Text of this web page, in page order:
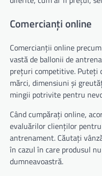
Comercianți online
Comercianții online
vastă de ballonii de
prețuri competitive. Puteți
mărci, dimensiuni și
mingii potrivite pentru
Când cumpărați online,
evaluărilor clienților
antrenament. Căutați
în cazul în care produsul
dumneavoastră.